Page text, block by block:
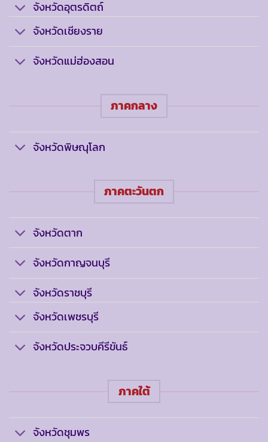
จังหวัดอุตรดิตถ์
จังหวัดเชียงราย
จังหวัดแม่ฮ่องสอน
ภาคกลาง
จังหวัดพิษณุโลก
ภาคตะวันตก
จังหวัดตาก
จังหวัดกาญจนบุรี
จังหวัดราชบุรี
จังหวัดเพชรบุรี
จังหวัดประจวบคีรีขันธ์
ภาคใต้
จังหวัดชุมพร